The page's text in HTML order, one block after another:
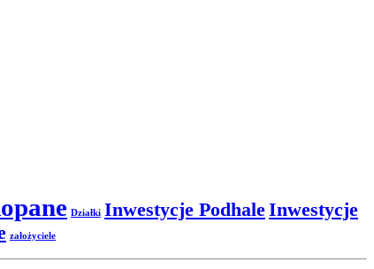
Działki Inwestycje PodhaleInwestycje
założyciele